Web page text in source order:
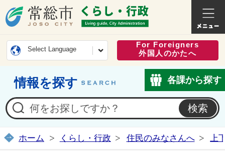
常総市公式ホームページ
くらし
Select Language
For Foreigners
外国人のかたへ
情報を探す 各課から探す
ホーム くらし・行政 住民のみなさんへ 上